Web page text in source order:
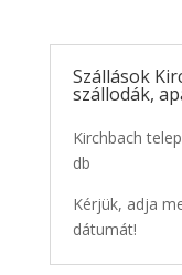
Szállások
szállodák,
Kirchbach
db
Kérjük, adja
dátumát!